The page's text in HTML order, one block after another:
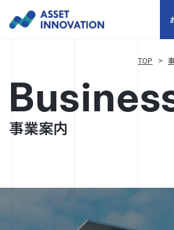
TOP >
事業案内